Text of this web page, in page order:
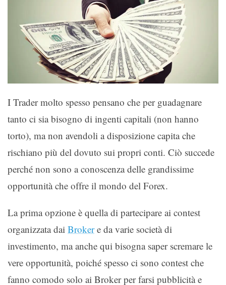
I Trader molto spesso pensano che per guadagnare
tanto ci sia bisogno di ingenti capitali (non hanno
torto), ma non avendoli a disposizione capita che
rischiano più del dovuto sui propri conti. Ciò succede
perché non sono a conoscenza delle grandissime
opportunità che offre il mondo del Forex.
La prima opzione è quella di partecipare ai contest
organizzata dai Brokere da varie società di
investimento, ma anche qui bisogna saper scremare le
vere opportunità, poiché spesso ci sono contest che
fanno comodo solo ai Broker per farsi pubblicità e